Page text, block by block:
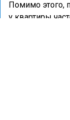
Помимо этого,
у квартиры